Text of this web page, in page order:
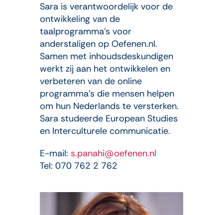
Sara is verantwoordelijk voor de
ontwikkeling van de
taalprogramma’s voor
anderstaligen op Oefenen.nl.
Samen met inhoudsdeskundigen
werkt zij aan het ontwikkelen en
verbeteren van de online
programma’s die mensen helpen
om hun Nederlands te versterken.
Sara studeerde European Studies
en Interculturele communicatie.
E-mail: s.panahi@oefenen.nl
Tel: 070 762 2 762